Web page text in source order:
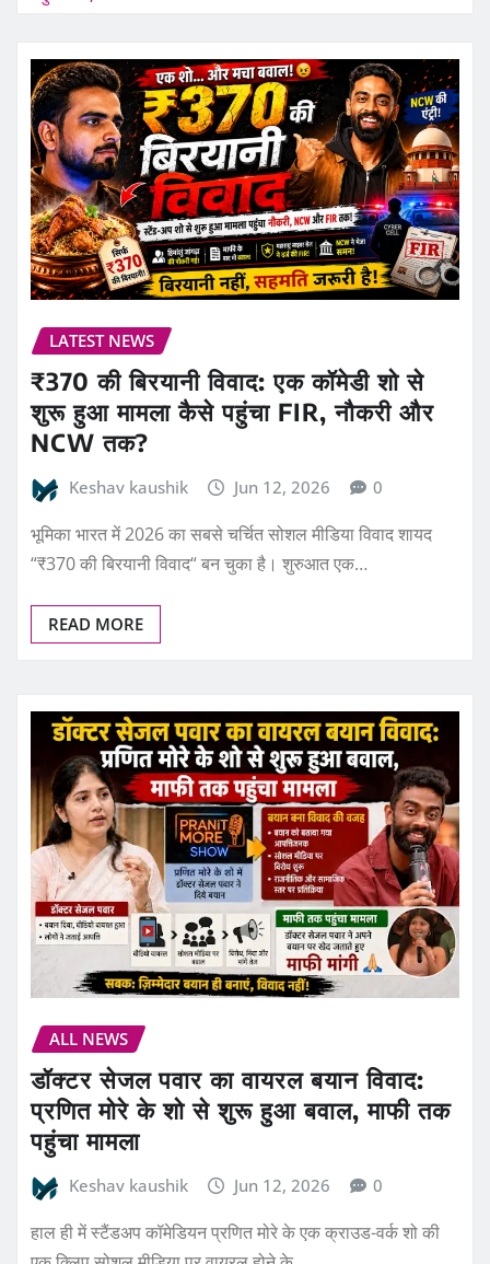
LATEST NEWS
₹370 की बिरयानी विवाद: एक कॉमेडी शो से
शुरू हुआ मामला कैसे पहुंचा FIR, नौकरी और
NCW तक?
Keshav kaushik Jun 12, 2026 0
भूमिका भारत में 2026 का सबसे चर्चित सोशल मीडिया विवाद शायद
“₹370 की बिरयानी विवाद“ बन चुका है। शुरुआत एक…
READ MORE
ALL NEWS
डॉक्टर सेजल पवार का वायरल बयान विवाद:
प्रणित मोरे के शो से शुरू हुआ बवाल, माफी तक
पहुंचा मामला
Keshav kaushik Jun 12, 2026 0
हाल ही में स्टैंडअप कॉमेडियन प्रणित मोरे के एक क्राउड-वर्क शो की